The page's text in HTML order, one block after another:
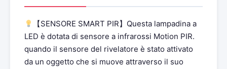
【SENSORE SMART PIR】Questa lampadina a
LED è dotata di sensore a infrarossi Motion PIR.
quando il sensore del rivelatore è stato attivato
da un oggetto che si muove attraverso il suo